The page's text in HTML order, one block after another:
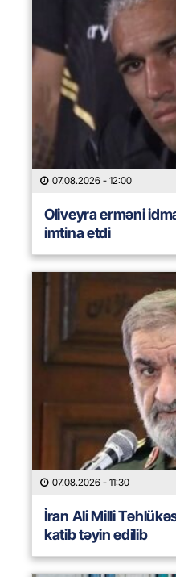
07.08.2026 - 12:00
Oliveyra erməni
imtina etdi
07.08.2026 - 11:30
İran Ali Milli
katib təyin edilib